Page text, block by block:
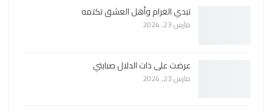
تبدي الغرام وأهل العشق تكتمه
مارس 23, 2024
عرضت على ذات الدلال صبابتي
مارس 23, 2024